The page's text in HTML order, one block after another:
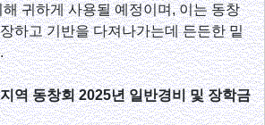
귀하게 사용될 예정이며, 이는 동창
하고 기반을 다져나가는데 든든한 밑
역 동창회 2025년 일반경비 및 장학금